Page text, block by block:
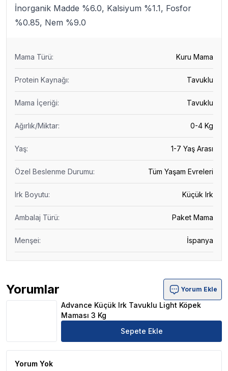
İnorganik Madde %6.0, Kalsiyum %1.1, Fosfor
%0.85, Nem %9.0
Mama Türü: Kuru Mama
Protein Kaynağı: Tavuklu
Mama İçeriği: Tavuklu
Ağırlık/Miktar: 0-4 Kg
Yaş: 1-7 Yaş Arası
Özel Beslenme Durumu: Tüm Yaşam Evreleri
Irk Boyutu: Küçük Irk
Ambalaj Türü: Paket Mama
Menşei: İspanya
Yorumlar
Advance Küçük Irk Tavuklu Light Köpek Maması 3 Kg
Yorum Ekle
Advance Küçük Irk Tavuklu Light Köpek
Maması 3 Kg
Sepete Ekle
Yorum Yok